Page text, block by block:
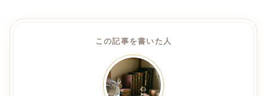
この記事を書いた人